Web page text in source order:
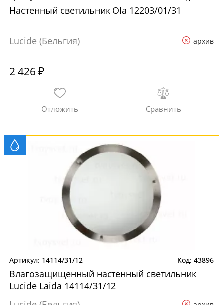
Настенный светильник Ola 12203/01/31
Lucide (Бельгия) архив
2 426 ₽
14114/31/12 43896
Влагозащищенный настенный светильник
Lucide Laida 14114/31/12